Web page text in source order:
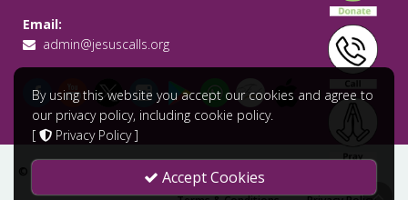
Email:
admin@jesuscalls.org
© 2026 All Rights Reserved .Jesus Calls - Praying for the World
By using this website you accept our cookies and agree to
our privacy policy, including cookie policy.
[
Privacy Policy]
Accept Cookies